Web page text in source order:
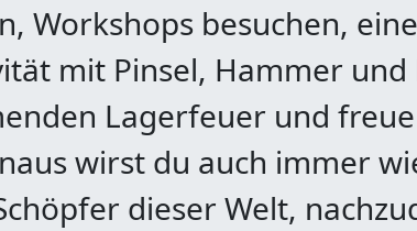
Workshops besuchen,
mit Pinsel, Hammer und
Lagerfeuer und
wirst du auch immer
dieser Welt,